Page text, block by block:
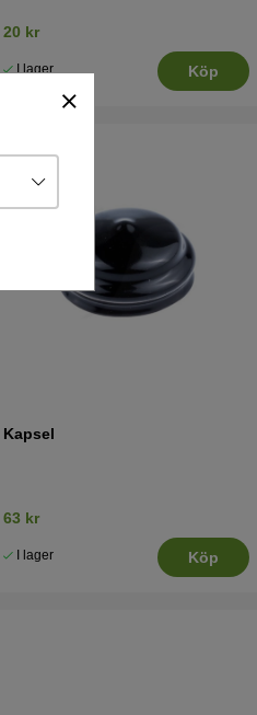
20 kr
I lager Köp
Kapsel
63 kr
I lager Köp